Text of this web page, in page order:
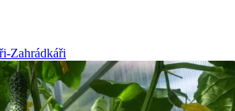
Zahrádkáři